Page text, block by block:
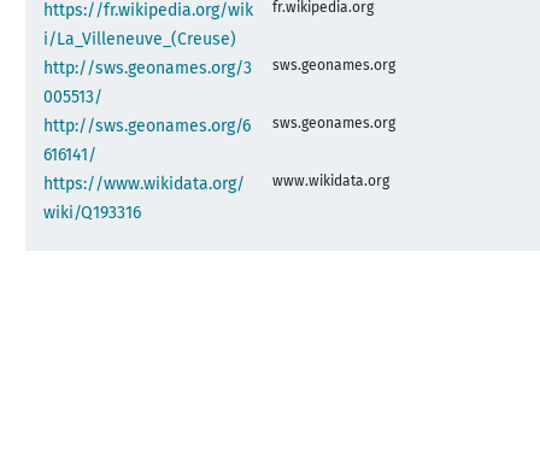
https://fr.wikipedia.org/wik
i/La_Villeneuve_(Creuse)
fr.wikipedia.org
http://sws.geonames.org/3
005513/
sws.geonames.org
http://sws.geonames.org/6
616141/
sws.geonames.org
https://www.wikidata.org/
wiki/Q193316
www.wikidata.org